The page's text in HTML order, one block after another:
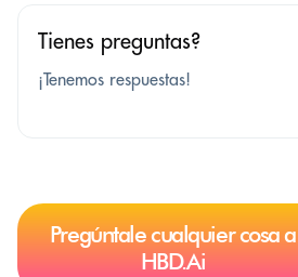
Tienes preguntas?
¡Tenemos respuestas!
Pregúntale cualquier cosa a
HBD.Ai